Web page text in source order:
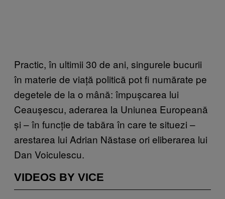
Practic, în ultimii 30 de ani, singurele bucurii
în materie de viață politică pot fi numărate pe
degetele de la o mână: împușcarea lui
Ceaușescu, aderarea la Uniunea Europeană
și – în funcție de tabăra în care te situezi –
arestarea lui Adrian Năstase ori eliberarea lui
Dan Voiculescu.
VIDEOS BY VICE